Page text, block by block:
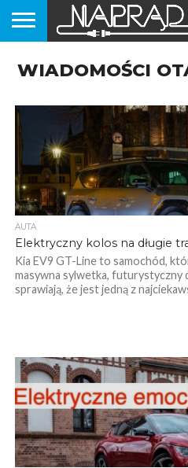
EKIPA
#NAPRĄD
VLOG
SAMOCHODY
MOTOCYKLE
SKUTERY
(MOTOROWERY)
ROWERY
HULAJNOGI
WIADOMOŚCI
AUTA
Elektryczny kolos na długie
Kia EV9 GT-Line to samochód,
masywna sylwetka,
sprawiają, że jest jedną z